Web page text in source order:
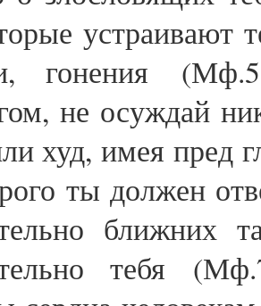
устраивают
гонения
не осуждай
худ, имея пред
ты должен
тебя